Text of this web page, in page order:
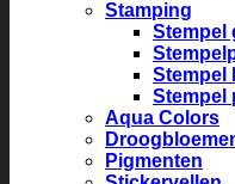
Stamping
Stempel
Stempel
Stempel
Aqua Colors
Pigmenten